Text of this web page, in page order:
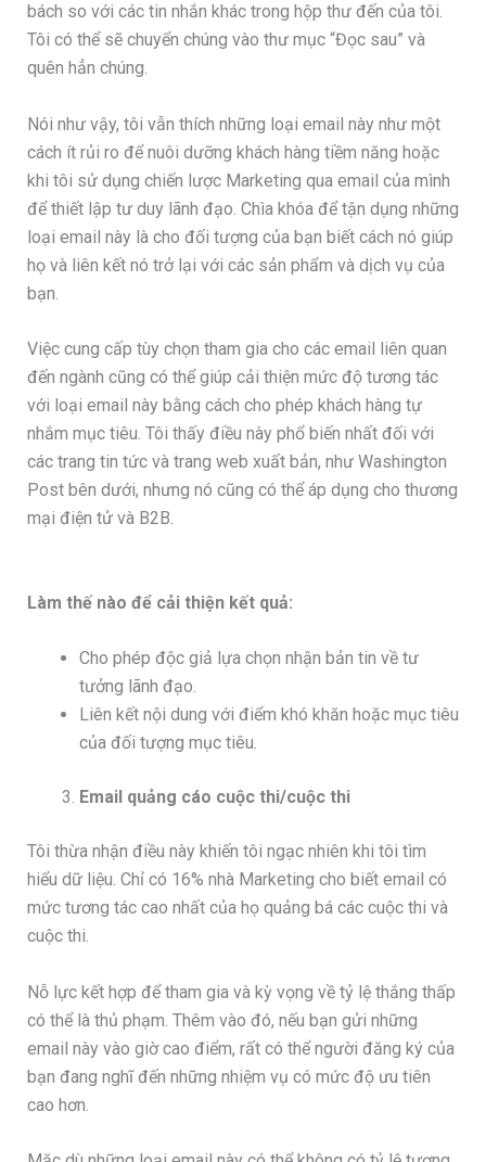
bách so với các tin nhắn khác trong hộp thư đến của tôi.
Tôi có thể sẽ chuyển chúng vào thư mục “Đọc sau” và
quên hẳn chúng.
Nói như vậy, tôi vẫn thích những loại email này như một
cách ít rủi ro để nuôi dưỡng khách hàng tiềm năng hoặc
khi tôi sử dụng chiến lược Marketing qua email của mình
để thiết lập tư duy lãnh đạo. Chìa khóa để tận dụng những
loại email này là cho đối tượng của bạn biết cách nó giúp
họ và liên kết nó trở lại với các sản phẩm và dịch vụ của
bạn.
Việc cung cấp tùy chọn tham gia cho các email liên quan
đến ngành cũng có thể giúp cải thiện mức độ tương tác
với loại email này bằng cách cho phép khách hàng tự
nhắm mục tiêu. Tôi thấy điều này phổ biến nhất đối với
các trang tin tức và trang web xuất bản, như Washington
Post bên dưới, nhưng nó cũng có thể áp dụng cho thương
mại điện tử và B2B.
Làm thế nào để cải thiện kết quả:
Cho phép độc giả lựa chọn nhận bản tin về tư
tưởng lãnh đạo.
Liên kết nội dung với điểm khó khăn hoặc mục tiêu
của đối tượng mục tiêu.
Email quảng cáo cuộc thi/cuộc thi
Tôi thừa nhận điều này khiến tôi ngạc nhiên khi tôi tìm
hiểu dữ liệu. Chỉ có 16% nhà Marketing cho biết email có
mức tương tác cao nhất của họ quảng bá các cuộc thi và
cuộc thi.
Nỗ lực kết hợp để tham gia và kỳ vọng về tỷ lệ thắng thấp
có thể là thủ phạm. Thêm vào đó, nếu bạn gửi những
email này vào giờ cao điểm, rất có thể người đăng ký của
bạn đang nghĩ đến những nhiệm vụ có mức độ ưu tiên
cao hơn.